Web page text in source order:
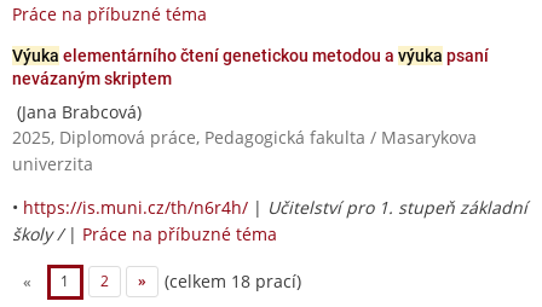
Práce na příbuzné téma
Výuka elementárního čtení genetickou metodou a výuka psaní
nevázaným skriptem
(Jana Brabcová)
2025, Diplomová práce, Pedagogická fakulta / Masarykova
univerzita
• https://is.muni.cz/th/n6r4h/ | Učitelství pro 1. stupeň základní
školy / | Práce na příbuzné téma
« 1 2 » (celkem 18 prací)